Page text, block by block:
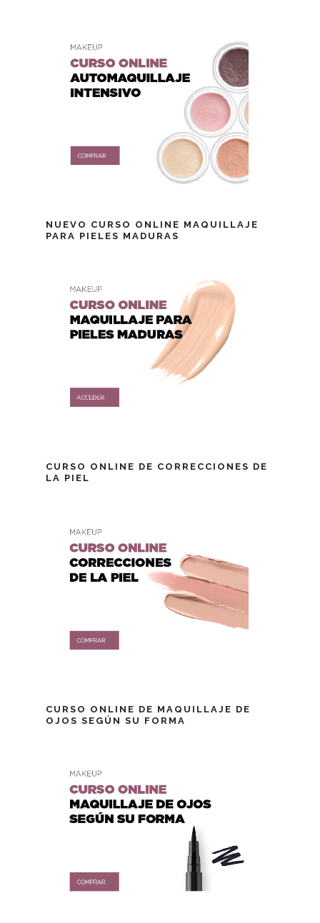
NUEVO CURSO ONLINE MAQUILLAJE
PARA PIELES MADURAS
CURSO ONLINE DE CORRECCIONES DE
LA PIEL
CURSO ONLINE DE MAQUILLAJE DE
OJOS SEGÚN SU FORMA